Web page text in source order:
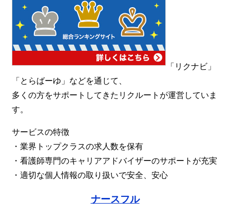
「リクナビ」
「とらばーゆ」などを通じて、
多くの方をサポートしてきたリクルートが運営していま
す。
サービスの特徴
・業界トップクラスの求人数を保有
・看護師専門のキャリアアドバイザーのサポートが充実
・適切な個人情報の取り扱いで安全、安心
ナースフル